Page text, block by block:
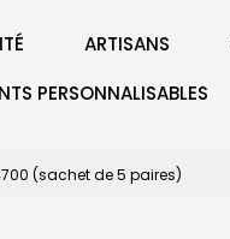
ARTISANS
PERSONNALISABLES
(sachet de 5 paires)